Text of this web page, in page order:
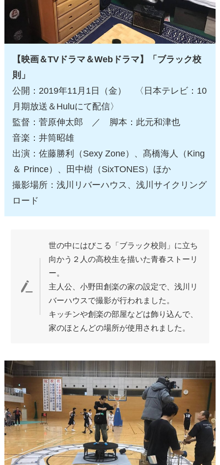
【映画＆TVドラマ＆Webドラマ】「ブラック校
則」
公開：2019年11月1日（金） 〈日本テレビ：10
月期放送＆Huluにて配信〉
監督：菅原伸太郎 ／ 脚本：此元和津也
音楽：井筒昭雄
出演：佐藤勝利（Sexy Zone）、髙橋海人（King
＆ Prince）、田中樹（SixTONES）ほか
撮影場所：浅川リバーハウス、浅川サイクリング
ロード
世の中にはびこる「ブラック校則」に立ち
向かう２人の高校生を描いた青春ストーリ
ー。
主人公、小野田創楽の家の設定で、浅川リ
バーハウスで撮影が行われました。
キッチンや創楽の部屋などは飾り込んで、
家のほとんどの場所が使用されました。